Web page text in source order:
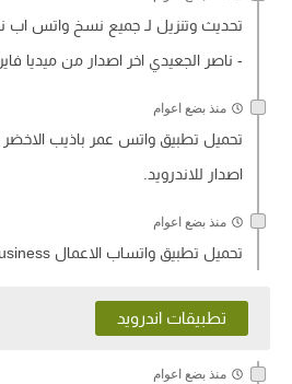
- ناصر الجعيدي اخر اصدار من ميديا فاير.
منذ بضع اعوام
اصدار للاندرويد.
منذ بضع اعوام
تحميل تطبيق واتساب الاعمال Business اخر اصدار مجانآ للاندرويد.
تطبيقات اندرويد
منذ بضع اعوام